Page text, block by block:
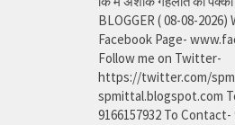
BLOGGER ( 08-08-
Facebook Page-
Follow me on Twitter-
https://twitter.com/
spmittal.blogspot.com
9166157932 To Contact-